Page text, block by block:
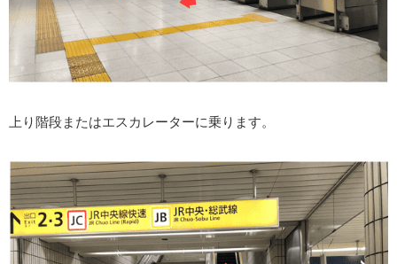
上り階段またはエスカレーターに乗ります。